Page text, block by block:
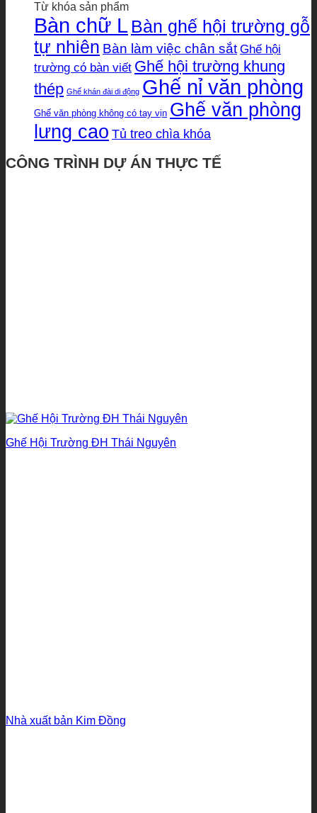
Từ khóa sản phẩm
Bàn chữ L Bàn ghế hội trường gỗ
tự nhiên Bàn làm việc chân sắt Ghế hội
trường có bàn viết Ghế hội trường khung
thép Ghế khán đài di động Ghế nỉ văn phòng
Ghế văn phòng không có tay vịn Ghế văn phòng
lưng cao Tủ treo chìa khóa
CÔNG TRÌNH DỰ ÁN THỰC TẾ
Ghế Hội Trường ĐH Thái Nguyên
Nhà xuất bản Kim Đồng